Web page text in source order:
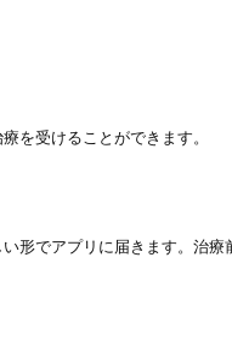
を受けることができます。
形でアプリに届きます。治